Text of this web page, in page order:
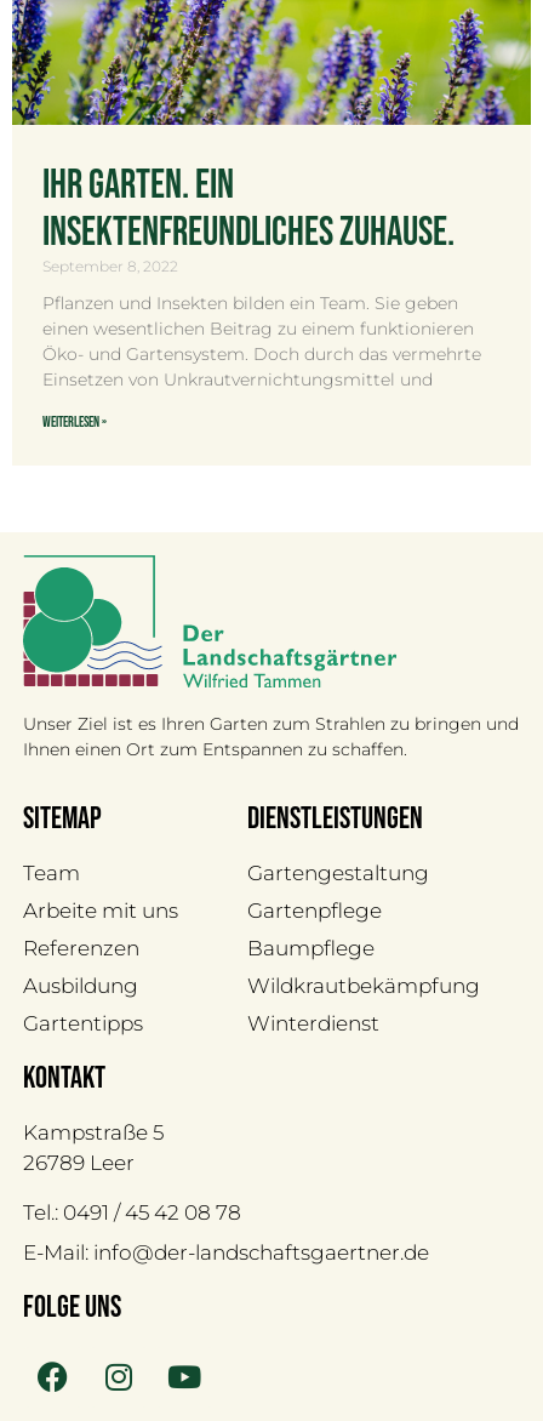
Ihr Garten. Ein
insektenfreundliches Zuhause.
September 8, 2022
Pflanzen und Insekten bilden ein Team. Sie geben
einen wesentlichen Beitrag zu einem funktionieren
Öko- und Gartensystem. Doch durch das vermehrte
Einsetzen von Unkrautvernichtungsmittel und
Weiterlesen »
Unser Ziel ist es Ihren Garten zum Strahlen zu bringen und
Ihnen einen Ort zum Entspannen zu schaffen.
Sitemap
Team
Arbeite mit uns
Referenzen
Ausbildung
Gartentipps
Dienstleistungen
Gartengestaltung
Gartenpflege
Baumpflege
Wildkrautbekämpfung
Winterdienst
kontakt
Kampstraße 5
26789 Leer
Tel.: 0491 / 45 42 08 78
E-Mail: info@der-landschaftsgaertner.de
folge uns